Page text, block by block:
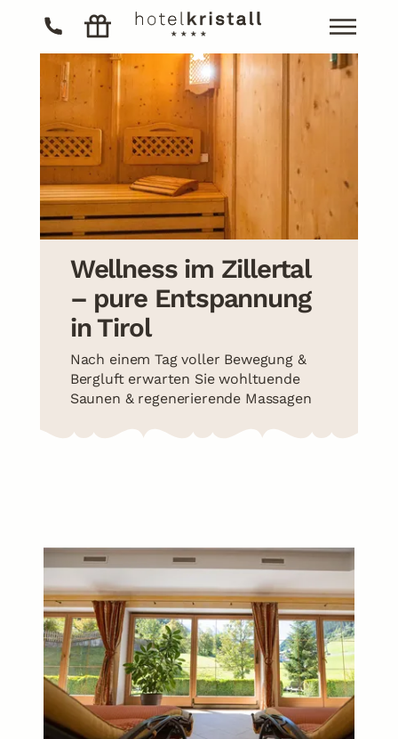
Das Hotel
Das Hotel
Wohnen
Wohnen
Zimmer
Apartments
Inklusivleistungen
Restplätze
Angebote
Kulinarik
Kulinarik
Aktivitäten
Aktivitäten
Winter
Skifahren / Gletscherskifahren
Sommer
Wandern
Biken
Wellness
Wellness
Zu den Angeboten
info@kristall-finkenberg.at
DE
EN
GalerieBewertungenNewsletter
Wellness im Zillertal
– pure Entspannung
in Tirol
Nach einem Tag voller Bewegung &
Bergluft erwarten Sie wohltuende
Saunen & regenerierende Massagen